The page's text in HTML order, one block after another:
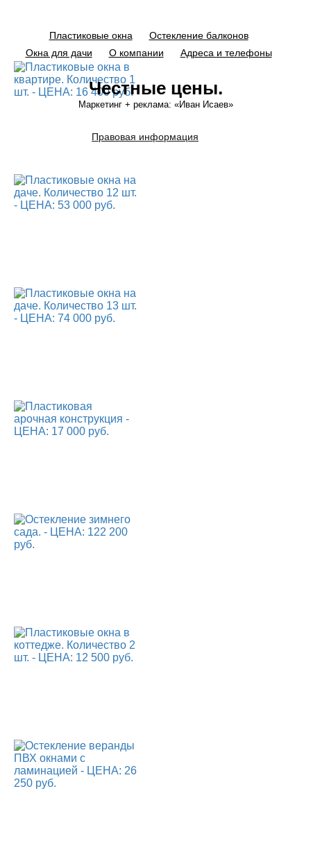
Пластиковые окна
Остекление балконов
Окна для дачи
О компании Адреса и телефоны
Честные цены.
Маркетинг + реклама: «Иван Исаев»
Правовая информация